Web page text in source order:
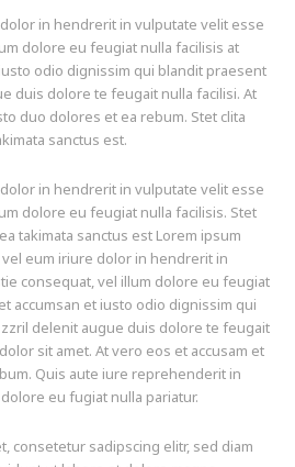
in hendrerit in vulputate velit esse
dolore eu feugiat nulla facilisis at
odio dignissim qui blandit praesent
duis dolore te feugait nulla facilisi. At
duo dolores et ea rebum. Stet clita
sanctus est.
in hendrerit in vulputate velit esse
dolore eu feugiat nulla facilisis. Stet
takimata sanctus est Lorem ipsum
eum iriure dolor in hendrerit in
consequat, vel illum dolore eu feugiat
accumsan et iusto odio dignissim qui
delenit augue duis dolore te feugait
sit amet. At vero eos et accusam et
Quis aute iure reprehenderit in
eu fugiat nulla pariatur.
consetetur sadipscing elitr, sed diam